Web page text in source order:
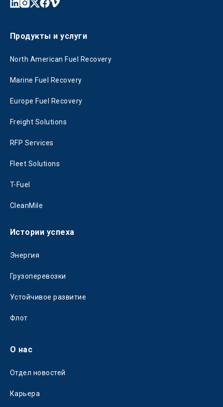
Продукты и услуги
North American Fuel Recovery
Marine Fuel Recovery
Europe Fuel Recovery
Freight Solutions
RFP Services
Fleet Solutions
T-Fuel
CleanMile
Истории успеха
Энергия
Грузоперевозки
Устойчивое развитие
Флот
О нас
Отдел новостей
Карьера